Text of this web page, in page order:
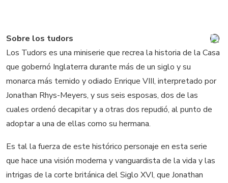
Sobre los tudors
Los Tudors es una miniserie que recrea la historia de la Casa
que gobernó Inglaterra durante más de un siglo y su
monarca más temido y odiado Enrique VIII, interpretado por
Jonathan Rhys-Meyers, y sus seis esposas, dos de las
cuales ordenó decapitar y a otras dos repudió, al punto de
adoptar a una de ellas como su hermana.
Es tal la fuerza de este histórico personaje en esta serie
que hace una visión moderna y vanguardista de la vida y las
intrigas de la corte británica del Siglo XVI, que Jonathan